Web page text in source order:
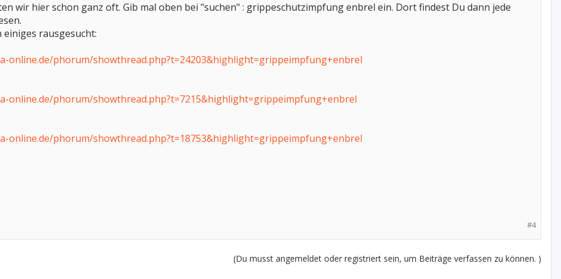
wir hier schon ganz oft. Gib mal oben bei "suchen" : grippeschutzimpfung enbrel ein. Dort findest Du dann jede
einiges rausgesucht:
online.de/phorum/showthread.php?t=24203&highlight=grippeimpfung+enbrel
online.de/phorum/showthread.php?t=7215&highlight=grippeimpfung+enbrel
online.de/phorum/showthread.php?t=18753&highlight=grippeimpfung+enbrel
#4
(Du musst angemeldet oder registriert sein, um Beiträge verfassen zu können. )